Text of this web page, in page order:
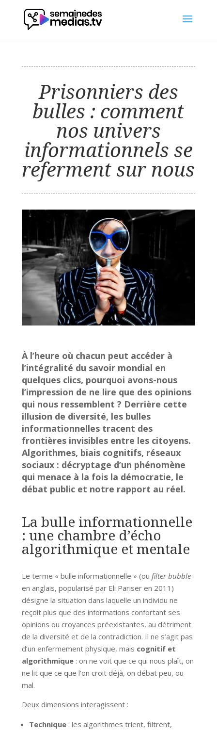
Prisonniers des
bulles : comment
nos univers
informationnels se
referment sur nous
À l’heure où chacun peut accéder à
l’intégralité du savoir mondial en
quelques clics, pourquoi avons-nous
l’impression de ne lire que des opinions
qui nous ressemblent ? Derrière cette
illusion de diversité, les bulles
informationnelles tracent des
frontières invisibles entre les citoyens.
Algorithmes, biais cognitifs, réseaux
sociaux : décryptage d’un phénomène
qui menace à la fois la démocratie, le
débat public et notre rapport au réel.
La bulle informationnelle
: une chambre d’écho
algorithmique et mentale
Le terme « bulle informationnelle » (ou filter bubble
en anglais, popularisé par Eli Pariser en 2011)
désigne la situation dans laquelle un individu ne
reçoit plus que des informations confortant ses
opinions ou croyances préexistantes, au détriment
de la diversité et de la contradiction. Il ne s’agit pas
d’un enfermement physique, mais cognitif et
algorithmique: on ne voit que ce qui nous plaît, on
ne lit que ce que l’on croit déjà, on débat peu, ou
mal.
Deux dimensions interagissent :
Technique: les algorithmes trient, filtrent,